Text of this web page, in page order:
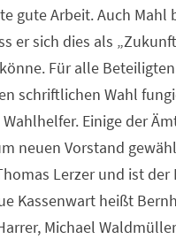
gute Arbeit. Auch
er sich dies als
Für alle
schriftlichen Wahl
Einige der
neuen Vorstand
Lerzer und ist
Kassenwart heißt
Michael